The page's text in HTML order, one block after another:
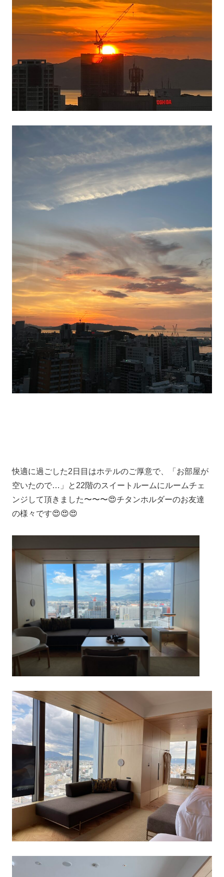
快適に過ごした2日目はホテルのご厚意で、「お部屋が
空いたので…」と22階のスイートルームにルームチェ
ンジして頂きました〜〜〜😍チタンホルダーのお友達
の様々です😍😍😍